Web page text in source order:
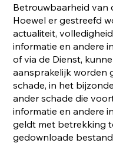
Betrouwbaarheid van
Hoewel er gestreefd
actualiteit,
informatie en andere
of via de Dienst,
aansprakelijk worden
schade, in het
ander schade die
informatie en andere
geldt met betrekking
gedownloade